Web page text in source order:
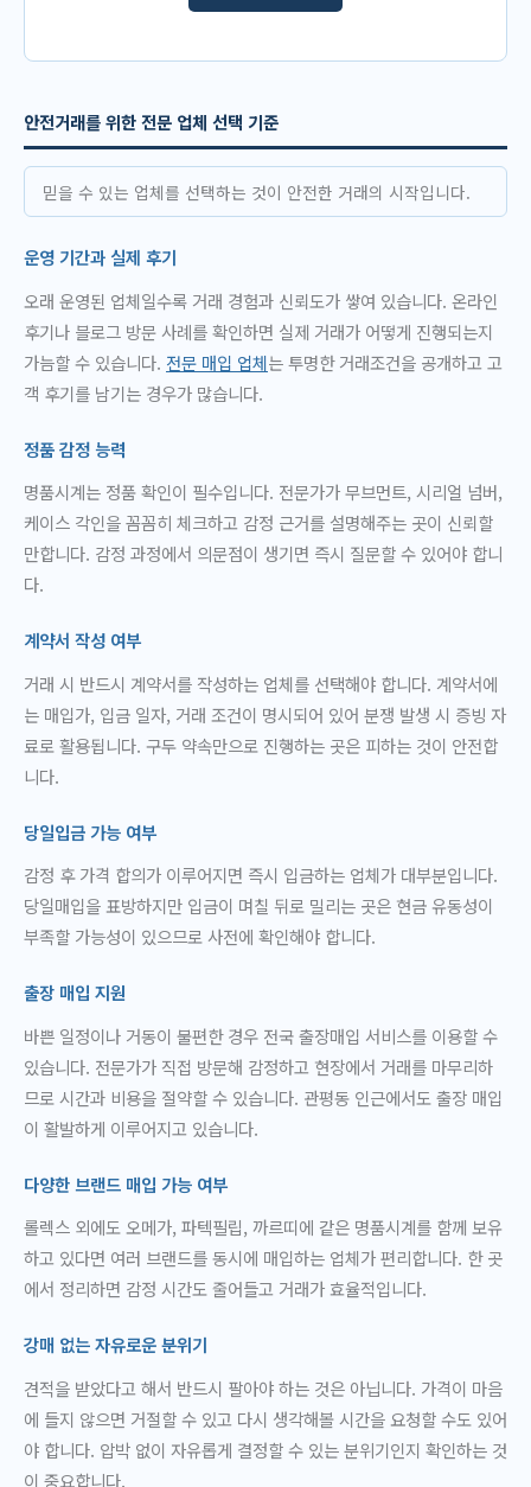
안전거래를 위한 전문 업체 선택 기준
믿을 수 있는 업체를 선택하는 것이 안전한 거래의 시작입니다.
운영 기간과 실제 후기
오래 운영된 업체일수록 거래 경험과 신뢰도가 쌓여 있습니다. 온라인
후기나 블로그 방문 사례를 확인하면 실제 거래가 어떻게 진행되는지
가늠할 수 있습니다. 전문 매입 업체는 투명한 거래조건을 공개하고 고
객 후기를 남기는 경우가 많습니다.
정품 감정 능력
명품시계는 정품 확인이 필수입니다. 전문가가 무브먼트, 시리얼 넘버,
케이스 각인을 꼼꼼히 체크하고 감정 근거를 설명해주는 곳이 신뢰할
만합니다. 감정 과정에서 의문점이 생기면 즉시 질문할 수 있어야 합니
다.
계약서 작성 여부
거래 시 반드시 계약서를 작성하는 업체를 선택해야 합니다. 계약서에
는 매입가, 입금 일자, 거래 조건이 명시되어 있어 분쟁 발생 시 증빙 자
료로 활용됩니다. 구두 약속만으로 진행하는 곳은 피하는 것이 안전합
니다.
당일입금 가능 여부
감정 후 가격 합의가 이루어지면 즉시 입금하는 업체가 대부분입니다.
당일매입을 표방하지만 입금이 며칠 뒤로 밀리는 곳은 현금 유동성이
부족할 가능성이 있으므로 사전에 확인해야 합니다.
출장 매입 지원
바쁜 일정이나 거동이 불편한 경우 전국 출장매입 서비스를 이용할 수
있습니다. 전문가가 직접 방문해 감정하고 현장에서 거래를 마무리하
므로 시간과 비용을 절약할 수 있습니다. 관평동 인근에서도 출장 매입
이 활발하게 이루어지고 있습니다.
다양한 브랜드 매입 가능 여부
롤렉스 외에도 오메가, 파텍필립, 까르띠에 같은 명품시계를 함께 보유
하고 있다면 여러 브랜드를 동시에 매입하는 업체가 편리합니다. 한 곳
에서 정리하면 감정 시간도 줄어들고 거래가 효율적입니다.
강매 없는 자유로운 분위기
견적을 받았다고 해서 반드시 팔아야 하는 것은 아닙니다. 가격이 마음
에 들지 않으면 거절할 수 있고 다시 생각해볼 시간을 요청할 수도 있어
야 합니다. 압박 없이 자유롭게 결정할 수 있는 분위기인지 확인하는 것
이 중요합니다.